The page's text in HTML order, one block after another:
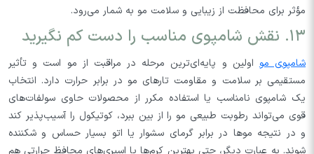
مؤثر برای محافظت از زیبایی و سلامت مو به شمار می‌رود.
۱۳. نقش شامپوی مناسب را دست کم نگیرید
شامپوی مواولین و پایه‌ای‌ترین مرحله در مراقبت از مو است و تأثیر
مستقیمی بر سلامت و مقاومت تارهای مو در برابر حرارت دارد. انتخاب
یک شامپوی نامناسب یا استفاده مکرر از محصولات حاوی سولفات‌های
قوی می‌تواند رطوبت طبیعی مو را از بین ببرد، کوتیکول را آسیب‌پذیر کند
و در نتیجه موها در برابر گرمای سشوار یا اتو بسیار حساس و شکننده
شوند. به عبارت دیگر، حتی بهترین کرم‌ها یا اسپری‌های محافظ حرارتی هم